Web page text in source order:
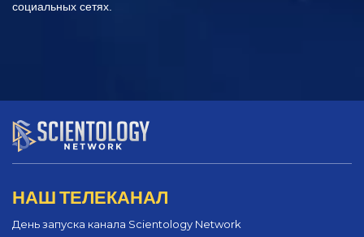
социальных сетях.
НАШ ТЕЛЕКАНАЛ
День запуска канала Scientology Network